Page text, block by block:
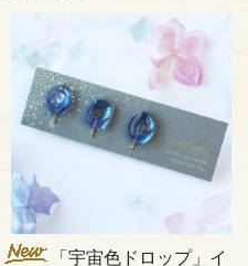
「宇宙色ドロップ」イ